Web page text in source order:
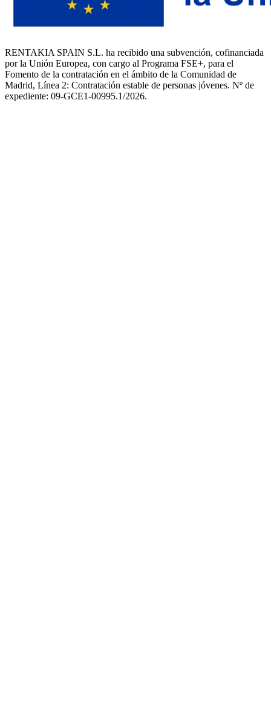
RENTAKIA SPAIN S.L. ha recibido una subvención, cofinanciada
por la Unión Europea, con cargo al Programa FSE+, para el
Fomento de la contratación en el ámbito de la Comunidad de
Madrid, Línea 2: Contratación estable de personas jóvenes. Nº de
expediente: 09-GCE1-00995.1/2026.